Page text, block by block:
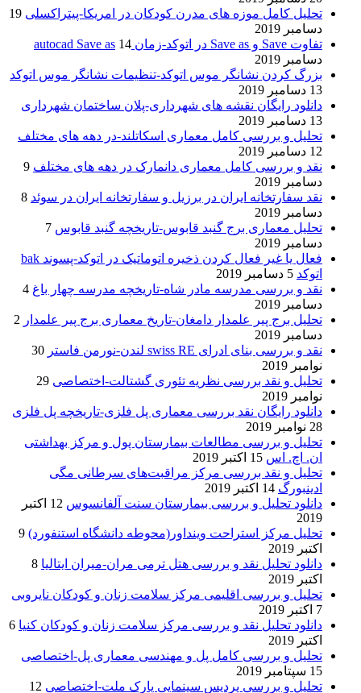
تحلیل کامل موزه های مدرن کودکان در امریکا-پیتراکسلی 19
دسامبر 2019
تفاوت Save و Save as در اتوکد-زمان autocad Save as
14
دسامبر 2019
بزرگ کردن نشانگر موس اتوکد-تنظیمات نشانگر موس اتوکد
13 دسامبر 2019
دانلود رایگان نقشه های شهرداری-پلان ساختمان شهرداری
13 دسامبر 2019
تحلیل و بررسی کامل معماری اسکاتلند-در دهه های مختلف
12 دسامبر 2019
نقد و بررسی کامل معماری دانمارک در دهه های مختلف 9
دسامبر 2019
نقد سفارتخانه ایران در برزیل و سفارتخانه ایران در سوئد 8
دسامبر 2019
تحلیل معماری برج گنبد قابوس-تاریخچه گنبد قابوس 7
دسامبر 2019
فعال یا غیر فعال کردن ذخیره اتوماتیک در اتوکد-پسوند bak
اتوکد 5 دسامبر 2019
نقد و بررسی مدرسه مادر شاه-تاریخچه مدرسه چهار باغ 4
دسامبر 2019
تحلیل برج پیر علمدار دامغان-تاریخ معماری برج پیر علمدار 2
دسامبر 2019
نقد و بررسی بنای ادرای swiss RE لندن-نورمن فاستر
30
نوامبر 2019
تحلیل و نقد بررسی نظریه تئوری گشتالت-اختصاصی 29
نوامبر 2019
دانلود رایگان نقد بررسی معماری پل فلزی-تاریخچه پل فلزی
28 نوامبر 2019
تحلیل و بررسی مطالعات بیمارستان پول و مرکز بهداشتی
ان. اچ. اس 15 اکتبر 2019
تحلیل و نقد بررسی مرکز مراقبت‌های سرطانی مگی
ادینبورگ 14 اکتبر 2019
دانلود تحلیل و بررسی بیمارستان سنت آلفانسوس
12 اکتبر
2019
تحلیل مرکز استراحت وینداور(محوطه دانشگاه استنفورد) 9
اکتبر 2019
دانلود تحلیل نقد و بررسی هتل ترمی مران-میران ایتالیا 8
اکتبر 2019
تحلیل و بررسی اقلیمی مرکز سلامت زنان و کودکان نایروبی
7 اکتبر 2019
دانلود تحلیل نقد و بررسی مرکز سلامت زنان و کودکان کنیا 6
اکتبر 2019
تحلیل و بررسی کامل پل و مهندسی معماری پل-اختصاصی
15 سپتامبر 2019
تحلیل و بررسی پردیس سینمایی پارک ملت-اختصاصی 12